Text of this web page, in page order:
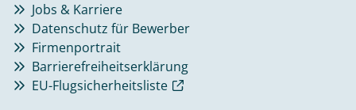
Jobs & Karriere
Datenschutz für Bewerber
Firmenportrait
Barrierefreiheitserklärung
EU-Flugsicherheitsliste